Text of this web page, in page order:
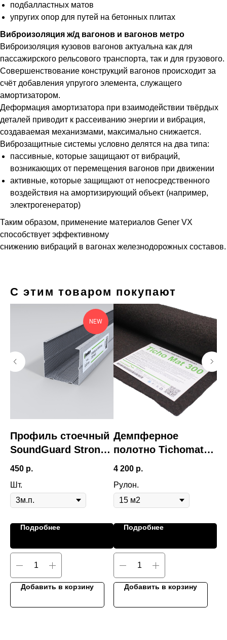
подбалластных матов
упругих опор для путей на бетонных плитах
Виброизоляция ж/д вагонов и вагонов метро
Виброизоляция кузовов вагонов актуальна как для
пассажирского рельсового транспорта, так и для грузового.
Совершенствование конструкций вагонов происходит за
счёт добавления упругого элемента, служащего
амортизатором.
Деформация амортизатора при взаимодействии твёрдых
деталей приводит к рассеиванию энергии и вибрация,
создаваемая механизмами, максимально снижается.
Виброзащитные системы условно делятся на два типа:
пассивные, которые защищают от вибраций,
возникающих от перемещения вагонов при движении
активные, которые защищают от непосредственного
воздействия на амортизирующий объект (например,
электрогенератор)
Таким образом, применение материалов Gener VX
способствует эффективному
снижению вибраций в вагонах железнодорожных составов.
С этим товаром покупают
NEW
Профиль стоечный
SoundGuard Strong
ПС-2 50/50
450 р.
Шт.
Подробнее
Добавить в корзину
Демпферное
полотно Tichomat
300
4 200 р.
Рулон.
Подробнее
Добавить в корзину